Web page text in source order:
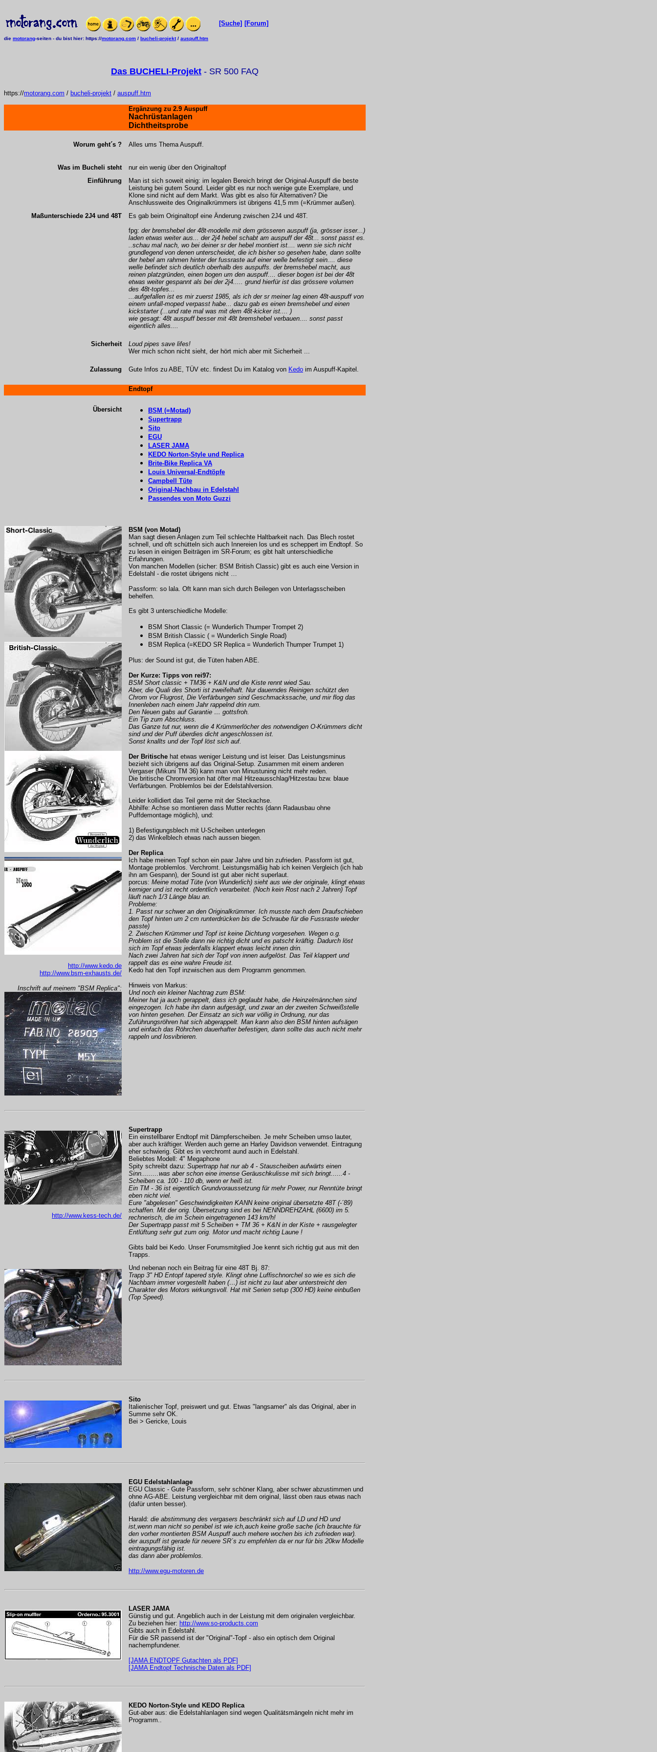
[Suche] [Forum]
die motorang-seiten - du bist hier: https://motorang.com / bucheli-projekt/ auspuff.htm
Das BUCHELI-Projekt - SR 500 FAQ
https://motorang.com / bucheli-projekt / auspuff.htm
Ergänzung zu 2.9 Auspuff
Nachrüstanlagen
Dichtheitsprobe
Worum geht´s ? Alles ums Thema Auspuff.
Was im Bucheli steht
nur ein wenig über den Originaltopf
Einführung
Man ist sich soweit einig: im legalen Bereich bringt der Original-Auspuff die beste
Leistung bei gutem Sound. Leider gibt es nur noch wenige gute Exemplare, und
Klone sind nicht auf dem Markt. Was gibt es also für Alternativen? Die
Anschlussweite des Originalkrümmers ist übrigens 41,5 mm (=Krümmer außen).
Maßunterschiede 2J4 und 48T
Es gab beim Originaltopf eine Änderung zwischen 2J4 und 48T.
fpg: der bremshebel der 48t-modelle mit dem grösseren auspuff (ja, grösser isser...)
laden etwas weiter aus... der 2j4 hebel schabt am auspuff der 48t... sonst passt es.
..schau mal nach, wo bei deiner sr der hebel montiert ist.... wenn sie sich nicht
grundlegend von denen unterscheidet, die ich bisher so gesehen habe, dann sollte
der hebel am rahmen hinter der fussraste auf einer welle befestigt sein.... diese
welle befindet sich deutlich oberhalb des auspuffs. der bremshebel macht, aus
reinen platzgründen, einen bogen um den auspuff.... dieser bogen ist bei der 48t
etwas weiter gespannt als bei der 2j4..... grund hierfür ist das grössere volumen
des 48t-topfes...
...aufgefallen ist es mir zuerst 1985, als ich der sr meiner lag einen 48t-auspuff von
einem unfall-moped verpasst habe... dazu gab es einen bremshebel und einen
kickstarter (...und rate mal was mit dem 48t-kicker ist.... )
wie gesagt: 48t auspuff besser mit 48t bremshebel verbauen.... sonst passt
eigentlich alles....
Sicherheit
Loud pipes save lifes!
Wer mich schon nicht sieht, der hört mich aber mit Sicherheit ...
Zulassung Gute Infos zu ABE, TÜV etc. findest Du im Katalog von Kedo im Auspuff-Kapitel.
Endtopf
Übersicht
BSM (=Motad)
Supertrapp
Sito
EGU
LASER JAMA
KEDO Norton-Style und Replica
Brite-Bike Replica VA
Louis Universal-Endtöpfe
Campbell Tüte
Original-Nachbau in Edelstahl
Passendes von Moto Guzzi
http://www.kedo.de
http://www.bsm-exhausts.de/
Inschrift auf meinem "BSM Replica":
BSM (von Motad)
Man sagt diesen Anlagen zum Teil schlechte Haltbarkeit nach. Das Blech rostet
schnell, und oft schütteln sich auch Innereien los und es scheppert im Endtopf. So
zu lesen in einigen Beiträgen im SR-Forum; es gibt halt unterschiedliche
Erfahrungen.
Von manchen Modellen (sicher: BSM British Classic) gibt es auch eine Version in
Edelstahl - die rostet übrigens nicht …
Passform: so lala. Oft kann man sich durch Beilegen von Unterlagsscheiben
behelfen.
Es gibt 3 unterschiedliche Modelle:
BSM Short Classic (= Wunderlich Thumper Trompet 2)
BSM British Classic ( = Wunderlich Single Road)
BSM Replica (=KEDO SR Replica = Wunderlich Thumper Trumpet 1)
Plus: der Sound ist gut, die Tüten haben ABE.
Der Kurze: Tipps von rei97:
BSM Short classic + TM36 + K&N und die Kiste rennt wied Sau.
Aber, die Quali des Shorti ist zweifelhaft. Nur dauerndes Reinigen schützt den
Chrom vor Flugrost, Die Verfärbungen sind Geschmackssache, und mir flog das
Innenleben nach einem Jahr rappelnd drin rum.
Den Neuen gabs auf Garantie … gottsfroh.
Ein Tip zum Abschluss.
Das Ganze tut nur, wenn die 4 Krümmerlöcher des notwendigen O-Krümmers dicht
sind und der Puff überdies dicht angeschlossen ist.
Sonst knallts und der Topf löst sich auf.
Der Britische hat etwas weniger Leistung und ist leiser. Das Leistungsminus
bezieht sich übrigens auf das Original-Setup. Zusammen mit einem anderen
Vergaser (Mikuni TM 36) kann man von Minustuning nicht mehr reden.
Die britische Chromversion hat öfter mal Hitzeausschlag/Hitzestau bzw. blaue
Verfärbungen. Problemlos bei der Edelstahlversion.
Leider kollidiert das Teil gerne mit der Steckachse.
Abhilfe: Achse so montieren dass Mutter rechts (dann Radausbau ohne
Puffdemontage möglich), und:
1) Befestigungsblech mit U-Scheiben unterlegen
2) das Winkelblech etwas nach aussen biegen.
Der Replica
Ich habe meinen Topf schon ein paar Jahre und bin zufrieden. Passform ist gut,
Montage problemlos. Verchromt. Leistungsmäßig hab ich keinen Vergleich (ich hab
ihn am Gespann), der Sound ist gut aber nicht superlaut.
porcus: Meine motad Tüte (von Wunderlich) sieht aus wie der originale, klingt etwas
kerniger und ist recht ordentlich verarbeitet. (Noch kein Rost nach 2 Jahren) Topf
läuft nach 1/3 Länge blau an.
Probleme:
1. Passt nur schwer an den Originalkrümmer. Ich musste nach dem Draufschieben
den Topf hinten um 2 cm runterdrücken bis die Schraube für die Fussraste wieder
passte)
2. Zwischen Krümmer und Topf ist keine Dichtung vorgesehen. Wegen o.g.
Problem ist die Stelle dann nie richtig dicht und es patscht kräftig. Dadurch löst
sich im Topf etwas jedenfalls klappert etwas leicht innen drin.
Nach zwei Jahren hat sich der Topf von innen aufgelöst. Das Teil klappert und
rappelt das es eine wahre Freude ist.
Kedo hat den Topf inzwischen aus dem Programm genommen.
Hinweis von Markus:
Und noch ein kleiner Nachtrag zum BSM:
Meiner hat ja auch gerappelt, dass ich geglaubt habe, die Heinzelmännchen sind
eingezogen. Ich habe ihn dann aufgesägt, und zwar an der zweiten Schweißstelle
von hinten gesehen. Der Einsatz an sich war völlig in Ordnung, nur das
Zuführungsröhren hat sich abgerappelt. Man kann also den BSM hinten aufsägen
und einfach das Röhrchen dauerhafter befestigen, dann sollte das auch nicht mehr
rappeln und losvibrieren.
http://www.kess-tech.de/
Supertrapp
Ein einstellbarer Endtopf mit Dämpferscheiben. Je mehr Scheiben umso lauter,
aber auch kräftiger. Werden auch gerne an Harley Davidson verwendet. Eintragung
eher schwierig. Gibt es in verchromt aund auch in Edelstahl.
Beliebtes Modell: 4" Megaphone
Spity schreibt dazu: Supertrapp hat nur ab 4 - Stauscheiben aufwärts einen
Sinn.........was aber schon eine imense Geräuschkulisse mit sich bringt......4 -
Scheiben ca. 100 - 110 db, wenn er heiß ist.
Ein TM - 36 ist eigentlich Grundvoraussetzung für mehr Power, nur Renntüte bringt
eben nicht viel.
Eure "abgelesen" Geschwindigkeiten KANN keine original übersetzte 48T (-´89)
schaffen. Mit der orig. Übersetzung sind es bei NENNDREHZAHL (6600) im 5.
rechnerisch, die im Schein eingetragenen 143 km/h!
Der Supertrapp passt mit 5 Scheiben + TM 36 + K&N in der Kiste + rausgelegter
Entlüftung sehr gut zum orig. Motor und macht richtig Laune !
Gibts bald bei Kedo. Unser Forumsmitglied Joe kennt sich richtig gut aus mit den
Trapps.
Und nebenan noch ein Beitrag für eine 48T Bj. 87:
Trapp 3" HD Entopf tapered style. Klingt ohne Luffischnorchel so wie es sich die
Nachbarn immer vorgestellt haben (…) ist nicht zu laut aber unterstreicht den
Charakter des Motors wirkungsvoll. Hat mit Serien setup (300 HD) keine einbußen
(Top Speed).
Sito
Italienischer Topf, preiswert und gut. Etwas "langsamer" als das Original, aber in
Summe sehr OK.
Bei > Gericke, Louis
EGU Edelstahlanlage
EGU Classic - Gute Passform, sehr schöner Klang, aber schwer abzustimmen und
ohne AG-ABE. Leistung vergleichbar mit dem original, lässt oben raus etwas nach
(dafür unten besser).
Harald: die abstimmung des vergasers beschränkt sich auf LD und HD und
ist,wenn man nicht so penibel ist wie ich,auch keine große sache (ich brauchte für
den vorher montierten BSM Auspuff auch mehere wochen bis ich zufrieden war).
der auspuff ist gerade für neuere SR´s zu empfehlen da er nur für bis 20kw Modelle
eintragungsfähig ist.
das dann aber problemlos.
http://www.egu-motoren.de
LASER JAMA
Günstig und gut. Angeblich auch in der Leistung mit dem originalen vergleichbar.
Zu beziehen hier: http://www.so-products.com
Gibts auch in Edelstahl.
Für die SR passend ist der "Original"-Topf - also ein optisch dem Original
nachempfundener.
[JAMA ENDTOPF Gutachten als PDF]
[JAMA Endtopf Technische Daten als PDF]
KEDO Norton-Style und KEDO Replica
Gut-aber aus: die Edelstahlanlagen sind wegen Qualitätsmängeln nicht mehr im
Programm..